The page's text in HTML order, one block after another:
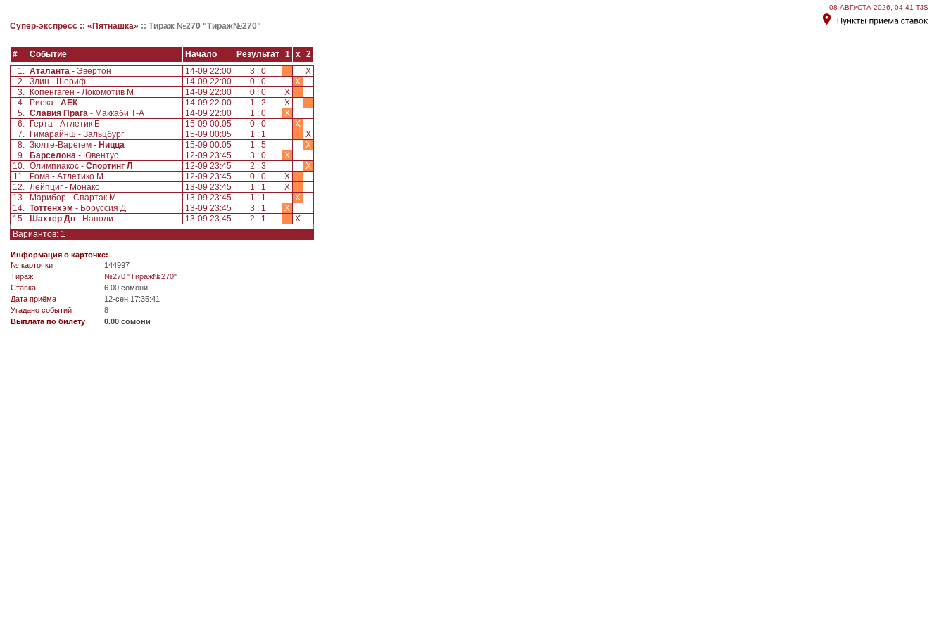
08 АВГУСТА 2026, 04:41 TJS
Супер-экспресс :: «Пятнашка» :: Тираж №270 "Тираж№270"
# Событие Начало Результат 1 x
2
1. Аталанта - Эвертон 14-09 22:00 3 : 0
X
2. Злин - Шериф 14-09 22:00 0 : 0
X
3.
Копенгаген - Локомотив М 14-09 22:00 0 : 0
X
4.
Риека - АЕК 14-09 22:00 1 : 2
X
5. Славия Прага - Маккаби Т-А 14-09 22:00 1 : 0
X
6.
Герта - Атлетик Б 15-09 00:05 0 : 0
X
7.
Гимарайнш - Зальцбург 15-09 00:05 1 : 1
X
8. Зюлте-Варегем - Ницца 15-09 00:05 1 : 5
X
9.
Барселона - Ювентус 12-09 23:45 3 : 0
X
10. Олимпиакос - Спортинг Л 12-09 23:45 2 : 3
X
11.
Рома - Атлетико М 12-09 23:45 0 : 0
X
12. Лейпциг - Монако 13-09 23:45 1 : 1
X
13.
Марибор - Спартак М 13-09 23:45 1 : 1
X
14. Тоттенхэм - Боруссия Д 13-09 23:45 3 : 1
X
15.
Шахтер Дн - Наполи 13-09 23:45 2 : 1
X
Вариантов: 1
Информация о карточке:
№ карточки
144997
Tираж
№270 "Тираж№270"
Ставка
6.00 сомони
Дата приёма
12-сен 17:35:41
Угадано событий
8
Выплата по билету
0.00 сомони